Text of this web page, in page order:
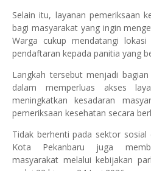
Selain itu, layanan pemeriksaan
bagi masyarakat yang ingin
Warga cukup mendatangi
pendaftaran kepada panitia yang
Langkah tersebut menjadi
dalam memperluas akses
meningkatkan kesadaran
pemeriksaan kesehatan secara
Tidak berhenti pada sektor sosial
Kota Pekanbaru juga
masyarakat melalui kebijakan